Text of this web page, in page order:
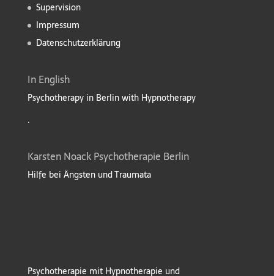
Supervision
Impressum
Datenschutzerklärung
In English
Psychotherapy in Berlin with Hypnotherapy
.
Karsten Noack Psychotherapie Berlin
Hilfe bei Ängsten und Traumata
Psychotherapie mit Hypnotherapie und